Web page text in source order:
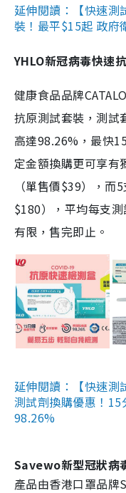
延伸閱讀：【快速測
裝！最平$15起 政府
YHLO新冠病毒快速
健康食品品牌
抗原測試套裝，測試
高達98.26%，最快
定金額換購更可享
（單售價$39），
$180），平均每支
有限，售完即止。
延伸閱讀：【快速測
測試劑換購優惠！
98.26%
Savewo新型冠狀病
產品由香港口罩品牌